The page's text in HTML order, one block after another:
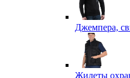
Джемпера,
Жилеты